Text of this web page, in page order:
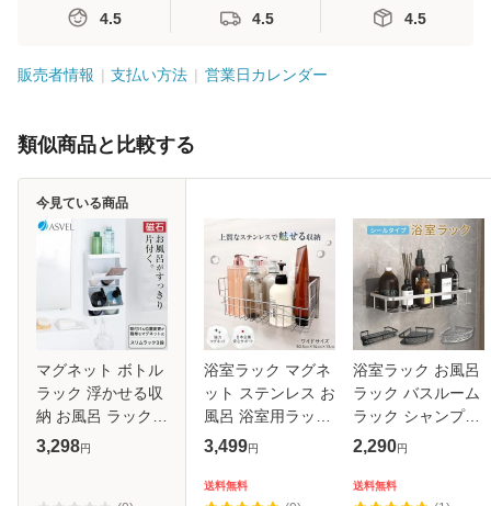
4.5 4.5 4.5
販売者情報 支払い方法 営業日カレンダー
類似商品と比較する
マグネット ボトル
ラック 浮かせる収
納 お風呂 ラック
ボトルスタンド シ
3,298円
今見ている商品
浴室ラック マグネ
ット ステンレス お
風呂 浴室用ラック
さびない マグネッ
ンプー シャンプー
3,499円
送料無料
浴室ラック お風呂
ラック バスルーム
ラック シャンプー
ラック 浴室収納 お
おしゃれ 新生活
2,290円
送料無料